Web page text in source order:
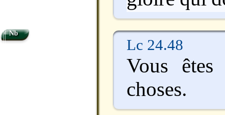
Lc 24.48
Vous
choses.
Nb